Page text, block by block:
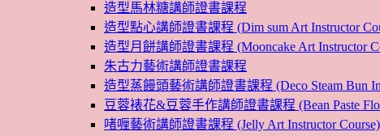
造型馬林糖講師證書課程
造型點心講師證書課程 (Dim sum Art Instructor
造型月餅講師證書課程 (Mooncake Art Instructor
朱古力藝術講師證書課程
造型蒸饅頭藝術講師證書課程 (Deco Steam Bun
豆蓉裱花&豆蓉手作講師證書課程 (Bean Paste
啫喱藝術講師證書課程 (Jelly Art Instructor Course)